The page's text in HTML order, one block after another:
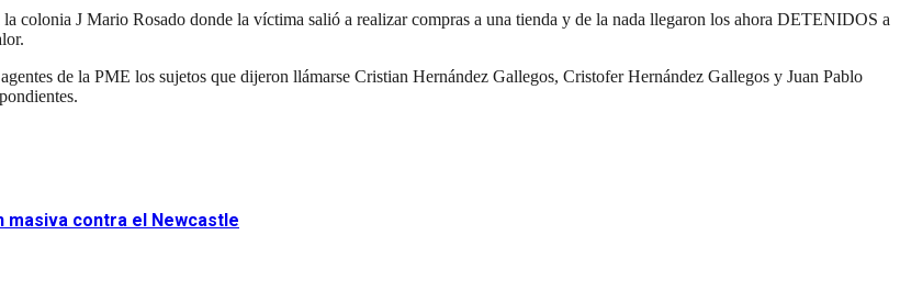
colonia J Mario Rosado donde la víctima salió a realizar compras a una tienda y de la nada llegaron los ahora DETENIDOS a
de la PME los sujetos que dijeron llámarse Cristian Hernández Gallegos, Cristofer Hernández Gallegos y Juan Pablo
masiva contra el Newcastle